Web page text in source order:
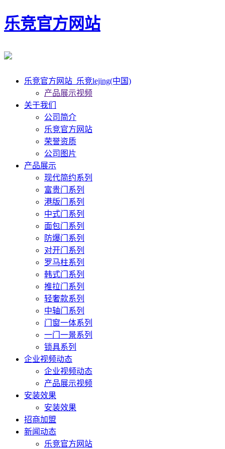
乐竞官方网站
乐竞官方网站_乐竞lejing(中国)
产品展示视频
关于我们
公司简介
乐竞官方网站
荣誉资质
公司图片
产品展示
现代简约系列
富贵门系列
港版门系列
中式门系列
面包门系列
防爆门系列
对开门系列
罗马柱系列
韩式门系列
推拉门系列
轻奢款系列
中轴门系列
门窗一体系列
一门一景系列
锁具系列
企业视频动态
企业视频动态
产品展示视频
安装效果
安装效果
招商加盟
新闻动态
乐竞官方网站